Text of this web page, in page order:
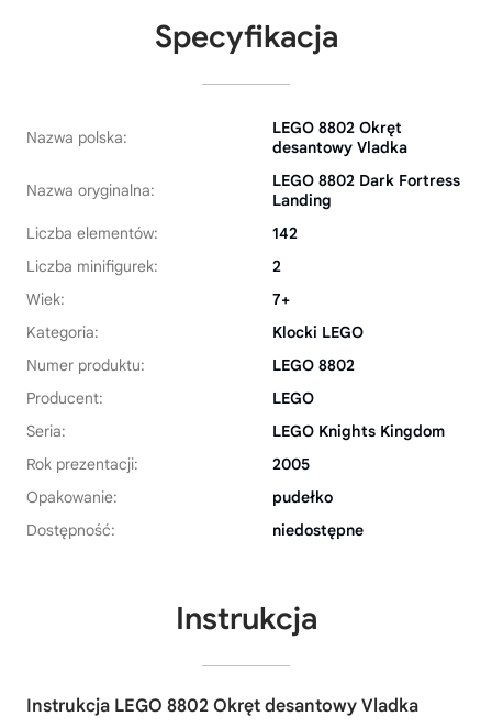
Specyfikacja
Nazwa polska:
LEGO 8802 Okręt
desantowy Vladka
Nazwa oryginalna:
LEGO 8802 Dark Fortress
Landing
Liczba elementów:
142
Liczba minifigurek:
2
Wiek:
7+
Kategoria:
Klocki LEGO
Numer produktu:
LEGO 8802
Producent:
LEGO
Seria:
LEGO Knights Kingdom
Rok prezentacji:
2005
Opakowanie:
pudełko
Dostępność:
niedostępne
Instrukcja
Instrukcja LEGO 8802 Okręt desantowy Vladka